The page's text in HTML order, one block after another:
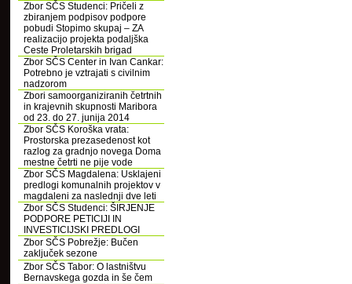
Zbor SČS Studenci: Pričeli z
zbiranjem podpisov podpore
pobudi Stopimo skupaj – ZA
realizacijo projekta podaljška
Ceste Proletarskih brigad
Zbor SČS Center in Ivan Cankar:
Potrebno je vztrajati s civilnim
nadzorom
Zbori samoorganiziranih četrtnih
in krajevnih skupnosti Maribora
od 23. do 27. junija 2014
Zbor SČS Koroška vrata:
Prostorska prezasedenost kot
razlog za gradnjo novega Doma
mestne četrti ne pije vode
Zbor SČS Magdalena: Usklajeni
predlogi komunalnih projektov v
magdaleni za naslednji dve leti
Zbor SČS Studenci: ŠIRJENJE
PODPORE PETICIJI IN
INVESTICIJSKI PREDLOGI
Zbor SČS Pobrežje: Bučen
zaključek sezone
Zbor SČS Tabor: O lastništvu
Bernavskega gozda in še čem